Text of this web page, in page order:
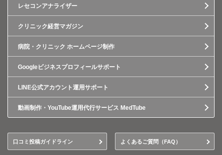
レセコンアナライザー
クリニック経営マガジン
病院・クリニック ホームページ制作
Googleビジネスプロフィールサポート
LINE公式アカウント運用サポート
動画制作・YouTube運用代行サービス MedTube
口コミ投稿ガイドライン よくあるご質問（FAQ）